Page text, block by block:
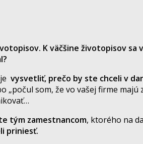
K väčšine životopisov sa
vysvetliť, prečo by ste chceli v
som, že vo vašej firme majú
tým zamestnancom, ktorého na
priniesť.